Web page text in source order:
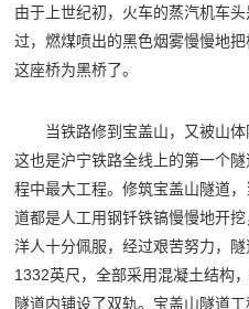
由于上世纪初，火车的蒸汽机车
过，燃煤喷出的黑色烟雾慢慢地
这座桥为黑桥了。
当铁路修到宝盖山，又被山
这也是沪宁铁路全线上的第一个
程中最大工程。修筑宝盖山隧道
道都是人工用钢钎铁镐慢慢地开
洋人十分佩服，经过艰苦努力，
1332英尺，全部采用混凝土结构
隧道内铺设了双轨。宝盖山隧道